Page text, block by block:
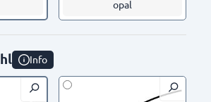
opal
Info